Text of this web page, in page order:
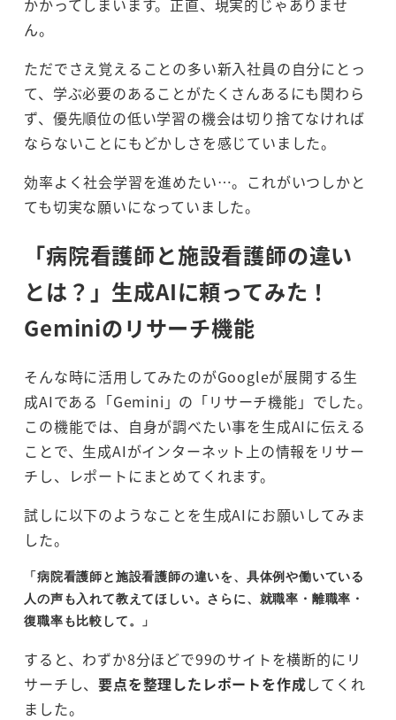
かかってしまいます。正直、現実的じゃありませ
ん。
ただでさえ覚えることの多い新入社員の自分にとっ
て、学ぶ必要のあることがたくさんあるにも関わら
ず、優先順位の低い学習の機会は切り捨てなければ
ならないことにもどかしさを感じていました。
効率よく社会学習を進めたい…。これがいつしかと
ても切実な願いになっていました。
「病院看護師と施設看護師の違い
とは？」 生成AIに頼ってみた！
Geminiのリサーチ機能
そんな時に活用してみたのがGoogleが展開する生
成AIである「Gemini」の「リサーチ機能」でした。
この機能では、自身が調べたい事を生成AIに伝える
ことで、生成AIがインターネット上の情報をリサー
チし、レポートにまとめてくれます。
試しに以下のようなことを生成AIにお願いしてみま
した。
「病院看護師と施設看護師の違いを、具体例や働いている
人の声も入れて教えてほしい。さらに、就職率・離職率・
復職率も比較して。」
すると、わずか8分ほどで99のサイトを横断的にリ
サーチし、要点を整理したレポートを作成してくれ
ました。